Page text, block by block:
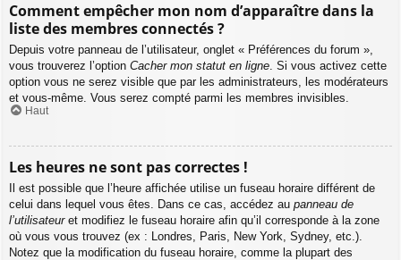
Comment empêcher mon nom d’apparaître dans la
liste des membres connectés ?
Depuis votre panneau de l’utilisateur, onglet « Préférences du forum »,
vous trouverez l’option Cacher mon statut en ligne. Si vous activez cette
option vous ne serez visible que par les administrateurs, les modérateurs
et vous-même. Vous serez compté parmi les membres invisibles.
Haut
Les heures ne sont pas correctes !
Il est possible que l’heure affichée utilise un fuseau horaire différent de
celui dans lequel vous êtes. Dans ce cas, accédez au panneau de
l’utilisateuret modifiez le fuseau horaire afin qu’il corresponde à la zone
où vous vous trouvez (ex : Londres, Paris, New York, Sydney, etc.).
Notez que la modification du fuseau horaire, comme la plupart des